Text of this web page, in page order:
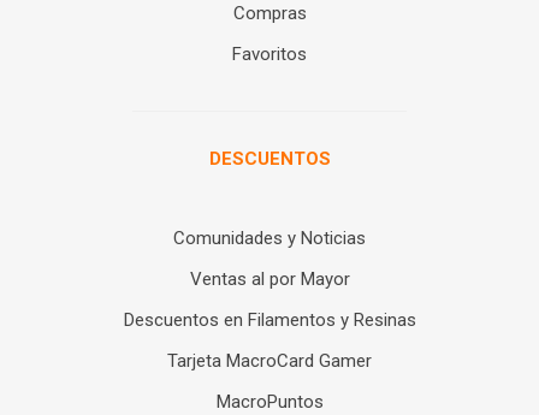
Compras
Favoritos
DESCUENTOS
Comunidades y Noticias
Ventas al por Mayor
Descuentos en Filamentos y Resinas
Tarjeta MacroCard Gamer
MacroPuntos